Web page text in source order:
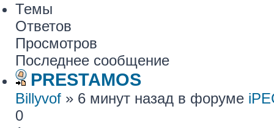
Темы
Ответов
Просмотров
Последнее сообщение
PRESTAMOS
Billyvof » 6 минут назад в форуме
0